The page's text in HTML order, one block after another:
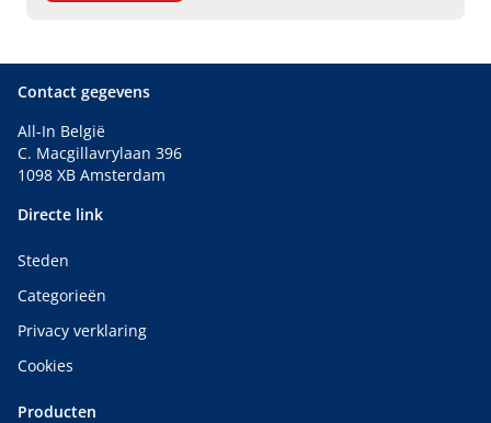
Contact gegevens
All-In België
C. Macgillavrylaan 396
1098 XB Amsterdam
Directe link
Steden
Categorieën
Privacy verklaring
Cookies
Producten